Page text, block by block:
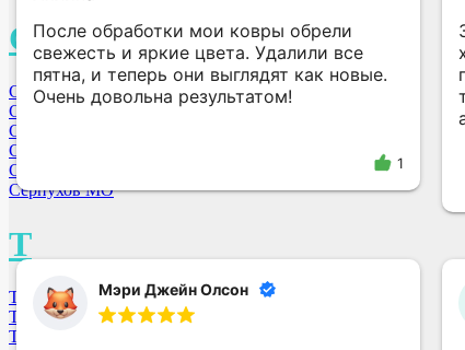
С
Санкт-Петербург
Самара
Саратов
Смоленск
Сергиев-Посад МО
Серпухов МО
Т
Тверь
Тюмень
Томск
После обработки мои ковры обрели
свежесть и яркие цвета. Удалили все
пятна, и теперь они выглядят как новые.
Очень довольна результатом!
1
Мэри Джейн Олсон